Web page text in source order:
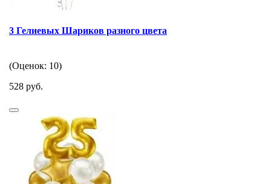
3 Гелиевых Шариков разного цвета
(Оценок: 10)
528 руб.